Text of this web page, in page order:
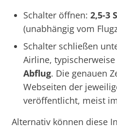
Schalter öffnen: 2,5-3
(unabhängig vom
Schalter schließen
Airline, typischerweise
Abflug. Die genauen
Webseiten der
veröffentlicht, meist
Alternativ können diese